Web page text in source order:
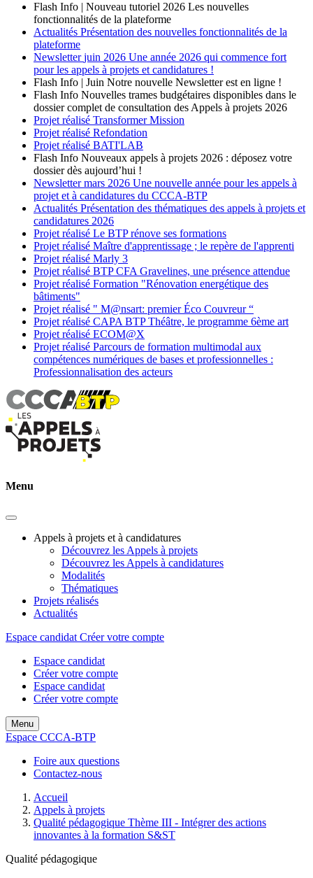
Flash Info | Nouveau tutoriel 2026 Les nouvelles
fonctionnalités de la plateforme
Actualités Présentation des nouvelles fonctionnalités de la
plateforme
Newsletter juin 2026 Une année 2026 qui commence fort
pour les appels à projets et candidatures !
Flash Info | Juin Notre nouvelle Newsletter est en ligne !
Flash Info Nouvelles trames budgétaires disponibles dans le
dossier complet de consultation des Appels à projets 2026
Projet réalisé Transformer Mission
Projet réalisé Refondation
Projet réalisé BATI'LAB
Flash Info Nouveaux appels à projets 2026 : déposez votre
dossier dès aujourd’hui !
Newsletter mars 2026 Une nouvelle année pour les appels à
projet et à candidatures du CCCA-BTP
Actualités Présentation des thématiques des appels à projets et
candidatures 2026
Projet réalisé Le BTP rénove ses formations
Projet réalisé Maître d'apprentissage ; le repère de l'apprenti
Projet réalisé Marly 3
Projet réalisé BTP CFA Gravelines, une présence attendue
Projet réalisé Formation "Rénovation energétique des
bâtiments"
Projet réalisé " M@nsart: premier Éco Couvreur “
Projet réalisé CAPA BTP Théâtre, le programme 6ème art
Projet réalisé ECOM@X
Projet réalisé Parcours de formation multimodal aux
compétences numériques de bases et professionnelles :
Professionnalisation des acteurs
Menu
Appels à projets et à candidatures
Découvrez les Appels à projets
Découvrez les Appels à candidatures
Modalités
Thématiques
Projets réalisés
Actualités
Espace candidat Créer votre compte
Espace candidat
Créer votre compte
Espace candidat
Créer votre compte
Menu
Espace CCCA-BTP
Foire aux questions
Contactez-nous
Accueil
Appels à projets
Qualité pédagogique Thème III - Intégrer des actions
innovantes à la formation S&ST
Qualité pédagogique